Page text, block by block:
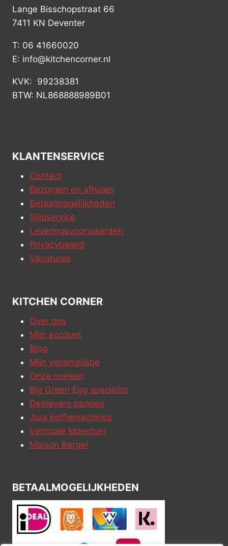
Lange Bisschopstraat 66
7411 KN Deventer
T: 06 41660020
E: info@kitchencorner.nl
KVK: 99238381
BTW: NL868888989B01
KLANTENSERVICE
Contact
Bezorgen en afhalen
Betaalmogelijkheden
Slijpservice
Leveringsvoorwaarden
Privacybeleid
Vacatures
KITCHEN CORNER
Over ons
Mijn account
Blog
Mijn verlanglijstje
Onze merken
Big Green Egg specialist
Demeyere pannen
Jura koffiemachines
Verticale Moestuin
Maison Berger
BETAALMOGELIJKHEDEN